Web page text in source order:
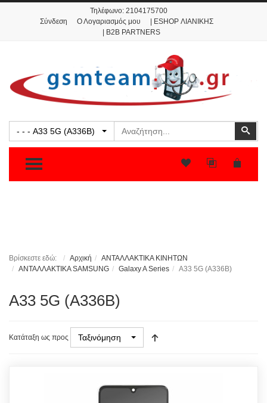
Τηλέφωνο: 2104175700
Σύνδεση
Ο Λογαριασμός μου
| ESHOP ΛΙΑΝΙΚΗΣ
| B2B PARTNERS
- - - A33 5G (A336B)
TOGGLE MENU
Βρίσκεστε εδώ: Αρχική
ΑΝΤΑΛΛΑΚΤΙΚΑ ΚΙΝΗΤΩΝ
ΑΝΤΑΛΛΑΚΤΙΚΑ SAMSUNG
Galaxy A Series A33 5G (A336B)
A33 5G (A336B)
Κατάταξη ως προς Ταξινόμηση